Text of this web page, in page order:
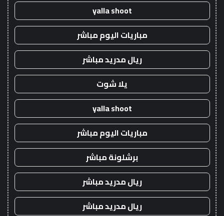
yalla shoot
مباريات اليوم مباشر
ريال مدريد مباشر
يلا شوت
yalla shoot
مباريات اليوم مباشر
برشلونة مباشر
ريال مدريد مباشر
ريال مدريد مباشر